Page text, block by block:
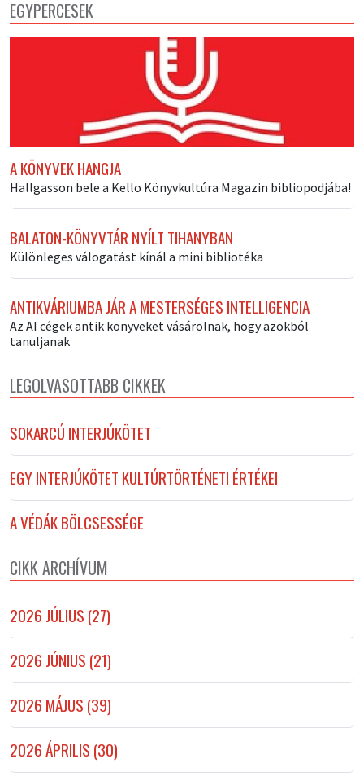
EGYPERCESEK
A KÖNYVEK HANGJA
Hallgasson bele a Kello Könyvkultúra Magazin bibliopodjába!
BALATON-KÖNYVTÁR NYÍLT TIHANYBAN
Különleges válogatást kínál a mini bibliotéka
ANTIKVÁRIUMBA JÁR A MESTERSÉGES INTELLIGENCIA
Az AI cégek antik könyveket vásárolnak, hogy azokból
tanuljanak
LEGOLVASOTTABB CIKKEK
SOKARCÚ INTERJÚKÖTET
EGY INTERJÚKÖTET KULTÚRTÖRTÉNETI ÉRTÉKEI
A VÉDÁK BÖLCSESSÉGE
CIKK ARCHÍVUM
2026 JÚLIUS (27)
2026 JÚNIUS (21)
2026 MÁJUS (39)
2026 ÁPRILIS (30)